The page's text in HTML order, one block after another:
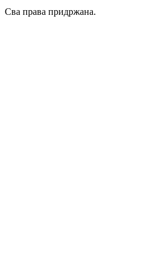
Сва права придржана.